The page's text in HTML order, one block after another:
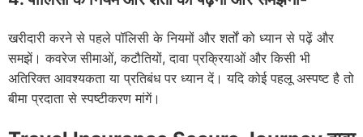
खरीदारी करने से पहले पॉलिसी के नियमों और शर्तों को ध्यान से पढ़ें और
समझें। कवरेज सीमाओं, कटौतियों, दावा प्रक्रियाओं और किसी भी
अतिरिक्त आवश्यकता या प्रतिबंध पर ध्यान दें। यदि कोई पहलू अस्पष्ट है तो
बीमा प्रदाता से स्पष्टीकरण मांगें।